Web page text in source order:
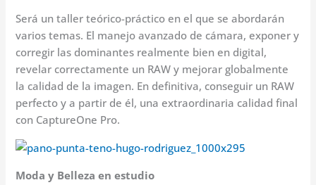
Será un taller teórico-práctico en el que se abordarán
varios temas. El manejo avanzado de cámara, exponer y
corregir las dominantes realmente bien en digital,
revelar correctamente un RAW y mejorar globalmente
la calidad de la imagen. En definitiva, conseguir un RAW
perfecto y a partir de él, una extraordinaria calidad final
con CaptureOne Pro.
Moda y Belleza en estudio